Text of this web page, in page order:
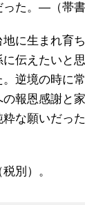
た。―（帯書
に生まれ育
伝えたいと
逆境の時に
報恩感謝と
な願いだっ
別）。